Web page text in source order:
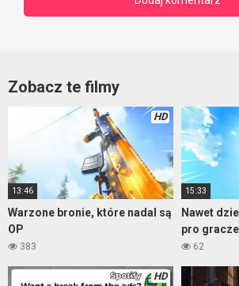
Zobacz te filmy
HD
13:46
Warzone bronie, które nadal są
OP
383
15:33
Nawet
pro
62
HD